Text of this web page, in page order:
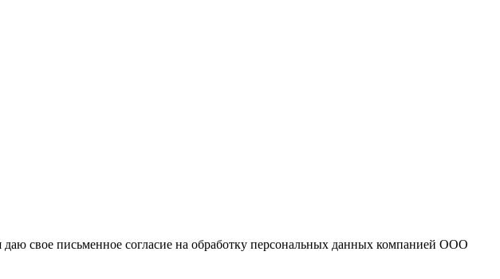
свое письменное согласие на обработку персональных данных компанией ООО